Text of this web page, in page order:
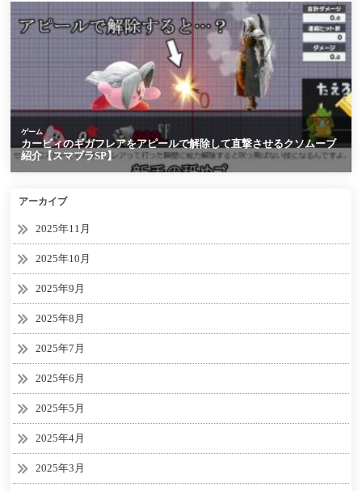
アーカイブ
2025年11月
2025年10月
2025年9月
2025年8月
2025年7月
2025年6月
2025年5月
2025年4月
2025年3月